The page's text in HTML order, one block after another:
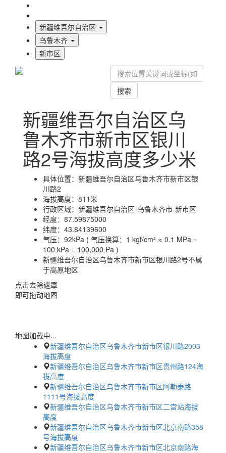
新疆维吾尔自治区
乌鲁木齐
新市区
搜索
新疆维吾尔自治区乌
鲁木齐市新市区银川
路2号海拔高度多少米
具体位置： 新疆维吾尔自治区乌鲁木齐市新市区银
川路2
海拔高度： 811米
行政区域： 新疆维吾尔自治区-乌鲁木齐市-新市区
经度： 87.59875000
纬度： 43.84139600
气压： 92kPa ( 气压换算：1 kgf/cm² ≈ 0.1 MPa =
100 kPa = 100,000 Pa )
新疆维吾尔自治区乌鲁木齐市新市区银川路2号不属
于高原地区
点击去除遮罩
即可拖动地图
地图加载中...
新疆维吾尔自治区乌鲁木齐市新市区银川路2003
海拔高度
新疆维吾尔自治区乌鲁木齐市新市区贵州路124海
拔高度
新疆维吾尔自治区乌鲁木齐市新市区阿勒泰路
1111号海拔高度
新疆维吾尔自治区乌鲁木齐市新市区二宫站海拔
高度
新疆维吾尔自治区乌鲁木齐市新市区北京南路358
号海拔高度
新疆维吾尔自治区乌鲁木齐市新市区北京南路海